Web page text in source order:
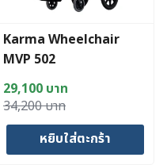
Karma Wheelchair
MVP 502
34,200บาท
Original
price
29,100 บาท
Current
price
หยิบใส่ตะกร้า